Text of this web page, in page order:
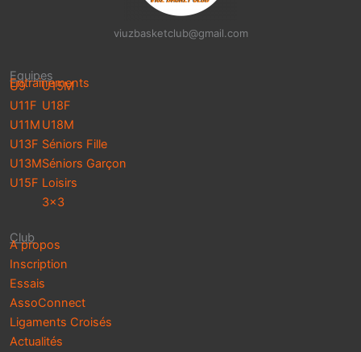
viuzbasketclub@gmail.com
Equipes
Entrainements
U9
U11F
U11M
U13F
U13M
U15F
U15M
U18F
U18M
Séniors Fille
Séniors Garçon
Loisirs
3×3
Club
A propos
Inscription
Essais
AssoConnect
Ligaments Croisés
Actualités